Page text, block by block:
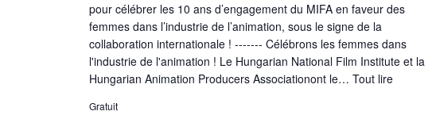
pour célébrer les 10 ans d’engagement du MIFA en faveur des
femmes dans l’industrie de l’animation, sous le signe de la
collaboration internationale ! ------- Célébrons les femmes dans
l'industrie de l'animation ! Le Hungarian National Film Institute et la
Hungarian Animation Producers Associationont le…Tout lire
Gratuit